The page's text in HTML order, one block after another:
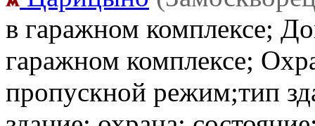
в гаражном комплексе;
гаражном комплексе;
пропускной режим;тип